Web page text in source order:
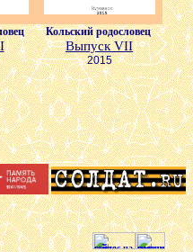
Кольский родословец
ВыпускVII
2015